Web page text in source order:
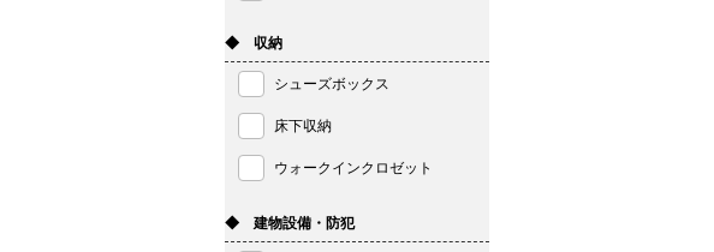
◆ 収納
シューズボックス
床下収納
ウォークインクロゼット
◆ 建物設備・防犯